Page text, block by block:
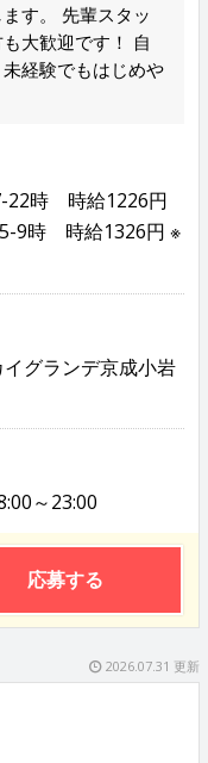
す。 先輩スタッ
大歓迎です！ 自
経験でもはじめや
22時 時給1226円
9時 時給1326円 ※
グランデ京成小岩
～23:00
応募する
2026.07.31 更新